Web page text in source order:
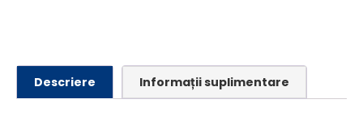
Descriere Informații suplimentare